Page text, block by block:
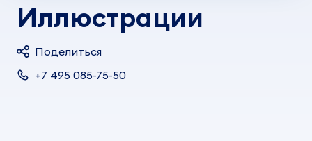
Иллюстрации
Поделиться
+7 495 085-75-50